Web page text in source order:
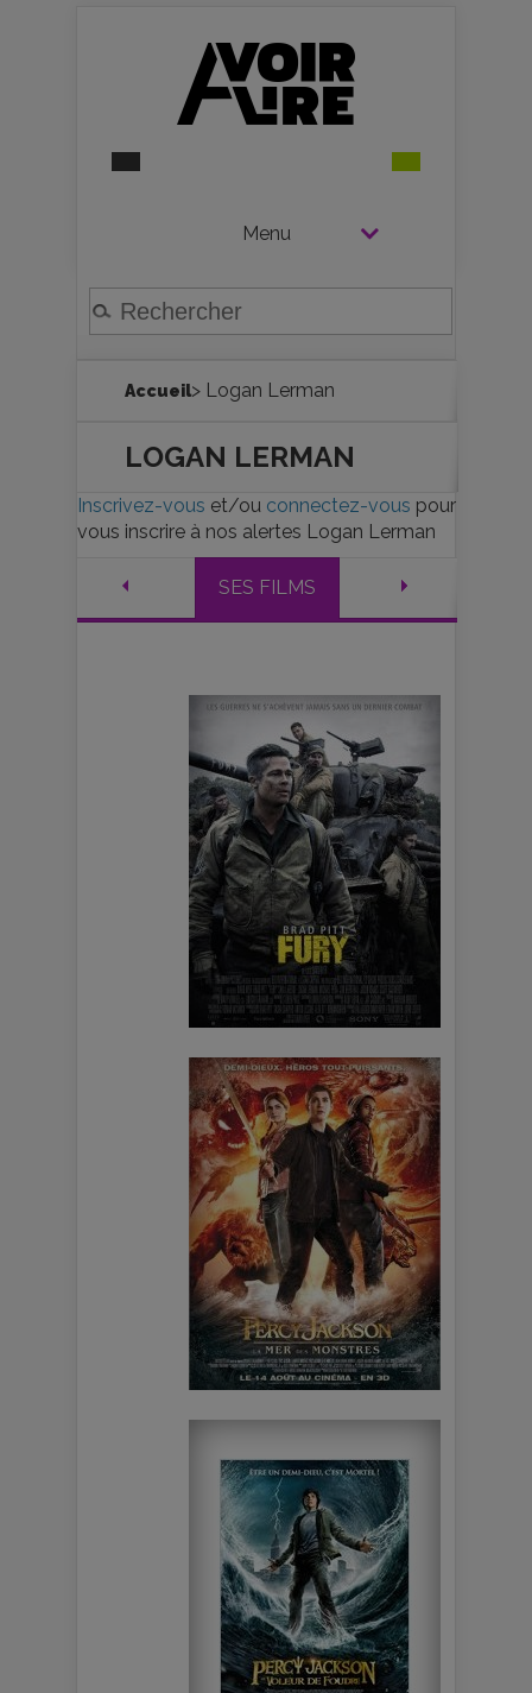
Menu
Accueil> Logan Lerman
LOGAN LERMAN
Inscrivez-vous et/ou connectez-vous pour
vous inscrire à nos alertes Logan Lerman
SES FILMS